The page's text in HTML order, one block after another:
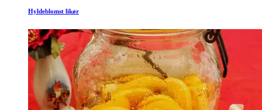
Hyldeblomst likør